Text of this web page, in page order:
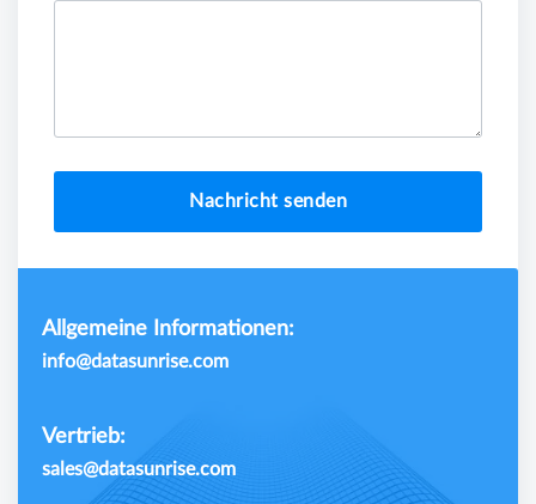
Nachricht senden
Allgemeine Informationen:
info@datasunrise.com
Vertrieb:
sales@datasunrise.com